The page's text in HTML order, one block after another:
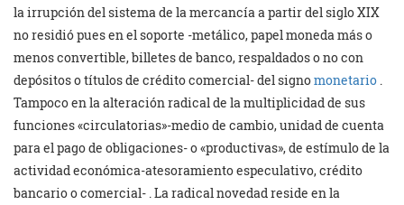
la irrupción del sistema de la mercancía a partir del siglo XIX
no residió pues en el soporte -metálico, papel moneda más o
menos convertible, billetes de banco, respaldados o no con
depósitos o títulos de crédito comercial- del signomonetario .
Tampoco en la alteración radical de la multiplicidad de sus
funciones «circulatorias»-medio de cambio, unidad de cuenta
para el pago de obligaciones- o «productivas», de estímulo de la
actividad económica-atesoramiento especulativo, crédito
bancario o comercial- . La radical novedad reside en la